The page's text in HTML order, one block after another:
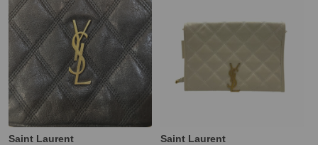
Saint Laurent Saint Laurent